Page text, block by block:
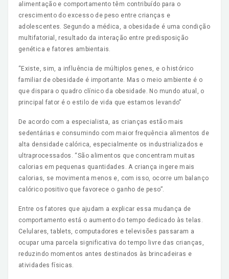
alimentação e comportamento têm contribuído para o
crescimento do excesso de peso entre crianças e
adolescentes. Segundo a médica, a obesidade é uma condição
multifatorial, resultado da interação entre predisposição
genética e fatores ambientais.
“Existe, sim, a influência de múltiplos genes, e o histórico
familiar de obesidade é importante. Mas o meio ambiente é o
que dispara o quadro clínico da obesidade. No mundo atual, o
principal fator é o estilo de vida que estamos levando”
De acordo com a especialista, as crianças estão mais
sedentárias e consumindo com maior frequência alimentos de
alta densidade calórica, especialmente os industrializados e
ultraprocessados. “São alimentos que concentram muitas
calorias em pequenas quantidades. A criança ingere mais
calorias, se movimenta menos e, com isso, ocorre um balanço
calórico positivo que favorece o ganho de peso”.
Entre os fatores que ajudam a explicar essa mudança de
comportamento está o aumento do tempo dedicado às telas.
Celulares, tablets, computadores e televisões passaram a
ocupar uma parcela significativa do tempo livre das crianças,
reduzindo momentos antes destinados às brincadeiras e
atividades físicas.